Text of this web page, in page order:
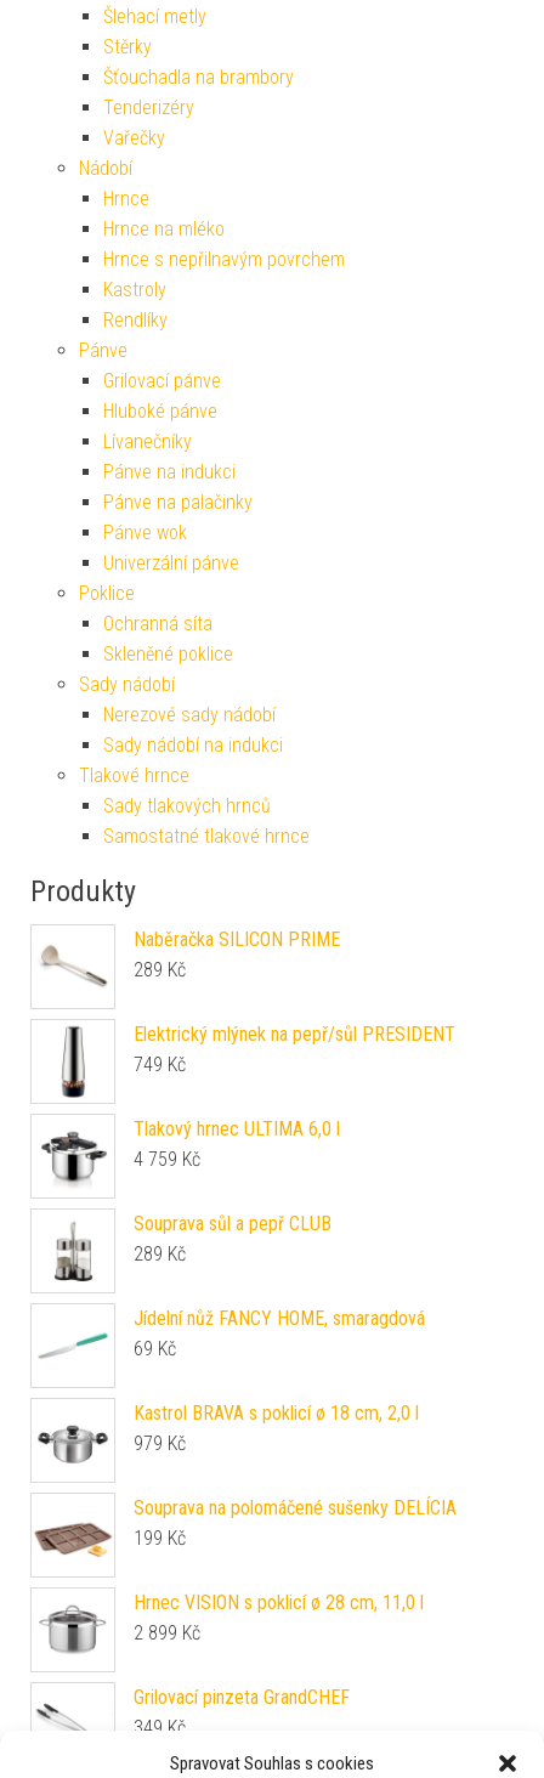
Spravovat Souhlas s cookies
Šlehací metly
Stěrky
Šťouchadla na brambory
Tenderizéry
Vařečky
Nádobí
Hrnce
Hrnce na mléko
Hrnce s nepřilnavým povrchem
Kastroly
Rendlíky
Pánve
Grilovací pánve
Hluboké pánve
Lívanečníky
Pánve na indukci
Pánve na palačinky
Pánve wok
Univerzální pánve
Poklice
Ochranná síta
Skleněné poklice
Sady nádobí
Nerezové sady nádobí
Sady nádobí na indukci
Tlakové hrnce
Sady tlakových hrnců
Samostatné tlakové hrnce
Produkty
Naběračka SILICON PRIME
289 Kč
Elektrický mlýnek na pepř/sůl PRESIDENT
749 Kč
Tlakový hrnec ULTIMA 6,0 l
4 759 Kč
Souprava sůl a pepř CLUB
289 Kč
Jídelní nůž FANCY HOME, smaragdová
69 Kč
Kastrol BRAVA s poklicí ø 18 cm, 2,0 l
979 Kč
Souprava na polomáčené sušenky DELÍCIA
199 Kč
Hrnec VISION s poklicí ø 28 cm, 11,0 l
2 899 Kč
Grilovací pinzeta GrandCHEF
349 Kč